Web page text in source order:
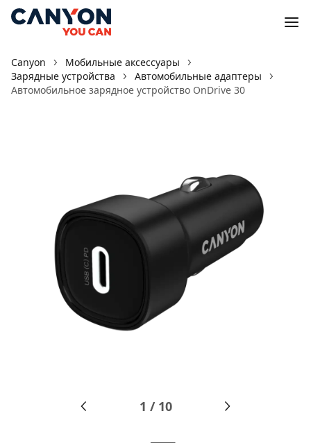
Canyon
Мобильные аксессуары
Зарядные устройства
Автомобильные адаптеры
Автомобильное зарядное устройство OnDrive 30
1 / 10